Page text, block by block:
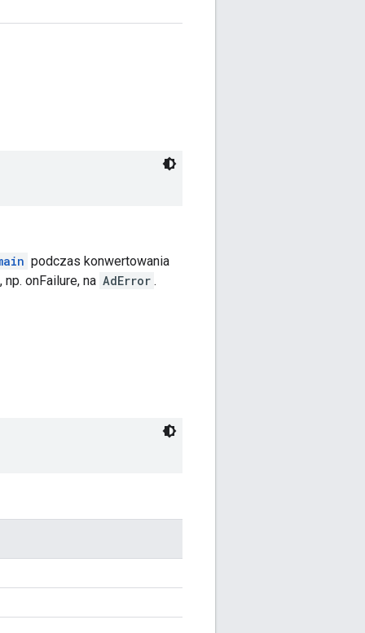
podczas konwertowania
onFailure, na AdError .